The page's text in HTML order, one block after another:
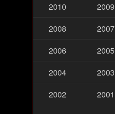
2010
2009
2008
2007
2006
2005
2004
2003
2002
2001